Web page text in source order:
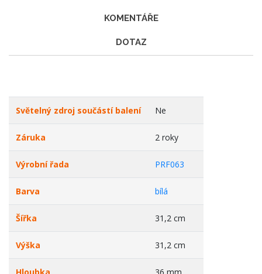
KOMENTÁŘE
DOTAZ
Světelný zdroj součástí balení Ne
Záruka 2 roky
Výrobní řada PRF063
Barva bílá
Šířka 31,2 cm
Výška 31,2 cm